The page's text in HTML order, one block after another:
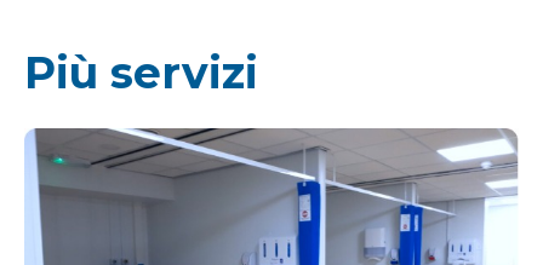
Più servizi